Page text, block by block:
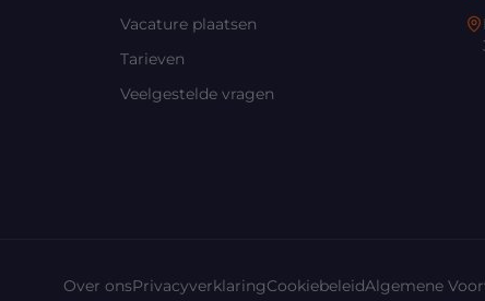
Vacature plaatsen
Tarieven
Veelgestelde vragen
Over onsPrivacyverklaringCookiebeleidAlgemene